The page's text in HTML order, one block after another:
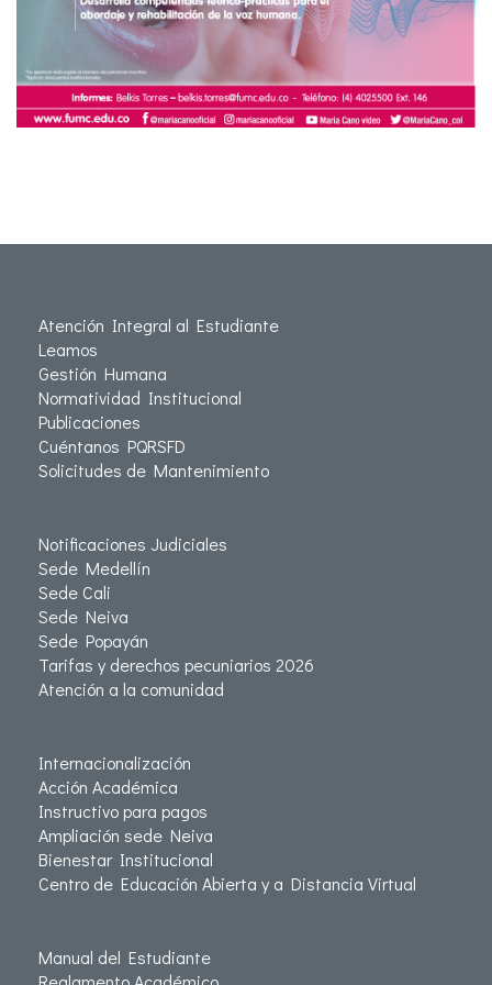
Atención Integral al Estudiante
Leamos
Gestión Humana
Normatividad Institucional
Publicaciones
Cuéntanos PQRSFD
Solicitudes de Mantenimiento
Notificaciones Judiciales
Sede Medellín
Sede Cali
Sede Neiva
Sede Popayán
Tarifas y derechos pecuniarios 2026
Atención a la comunidad
Internacionalización
Acción Académica
Instructivo para pagos
Ampliación sede Neiva
Bienestar Institucional
Centro de Educación Abierta y a Distancia Virtual
Manual del Estudiante